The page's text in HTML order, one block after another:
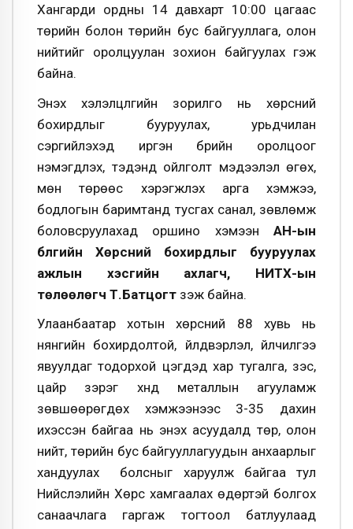
Хангарди ордны 14 давхарт 10:00 цагаас
төрийн болон төрийн бус байгууллага, олон
нийтийг оролцуулан зохион байгуулах гэж
байна.
Энэхүү хэлэлцүүлгийн зорилго нь хөрсний
бохирдлыг бууруулах, урьдчилан
сэргийлэхэд иргэн бүрийн оролцоог
нэмэгдүүлэх, тэдэнд ойлголт мэдээлэл өгөх,
мөн төрөөс хэрэгжүүлэх арга хэмжээ,
бодлогын баримтанд тусгах санал, зөвлөмж
боловсруулахад оршино хэмээн АН-ын
бүлгийн Хөрсний бохирдлыг бууруулах
ажлын хэсгийн ахлагч, НИТХ-ын
төлөөлөгч Т.Батцогт үзэж байна.
Улаанбаатар хотын хөрсний 88 хувь нь
нянгийн бохирдолтой, үйлдвэрлэл, үйлчилгээ
явуулдаг тодорхой цэгүүдэд хар тугалга, зэс,
цайр зэрэг хүнд металлын агууламж
зөвшөөрөгдөх хэмжээнээс 3-35 дахин
ихэссэн байгаа нь энэхүү асуудалд төр, олон
нийт, төрийн бус байгууллагуудын анхаарлыг
хандуулах болсныг харуулж байгаа тул
Нийслэлийн Хөрс хамгаалах өдөртэй болгох
санаачлага гаргаж тогтоол батлуулаад